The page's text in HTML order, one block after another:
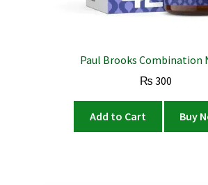
Paul Brooks Combination
₨ 300
Add to Cart Buy